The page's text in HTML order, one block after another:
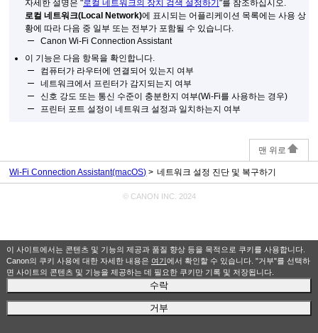
이 사이트에서는 콘텐츠 및 기능의 제공과 품질 향상 등을 목적으로 쿠키를 사용합니다.
Canon의 쿠키 사용에 대한 자세한 내용은 여기에서 확인할 수 있습니다. "거부"를 선택하
면 사이트의 콘텐츠 및 기능을 제공하는 데 필요한 쿠키만 기록 및 저장됩니다.
수락
거부
자세한 설명은 "로컬 네트워크의 장치 검색 설정하기"를 참조하십시오.
로컬 네트워크(Local Network)에 표시되는 어플리케이션 목록에는 사용 상
황에 따라 다음 중 일부 또는 전부가 포함될 수 있습니다.
Canon Wi-Fi Connection Assistant
이 기능은 다음 항목을 확인합니다.
컴퓨터가 라우터에 연결되어 있는지 여부
네트워크에서 프린터 가 감지되는지 여부
신호 강도 또는 통신 수준이 충분한지 여부(Wi-Fi를 사용하는 경우)
프린터 포트 설정이 네트워크 설정과 일치하는지 여부
맨 위로
Wi-Fi Connection Assistant(macOS) 네트워크 설정 진단 및 복구하기
© CANON INC. 2024